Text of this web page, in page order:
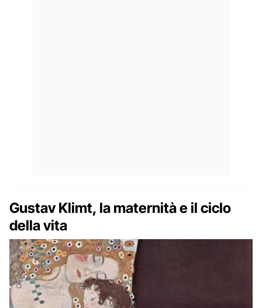
Gustav Klimt, la maternità e il ciclo
della vita